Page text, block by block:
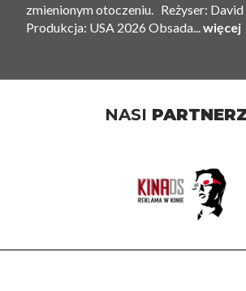
zmienionym otoczeniu. Reżyser:
Produkcja: USA 2026 Obsada... więcej
NASI